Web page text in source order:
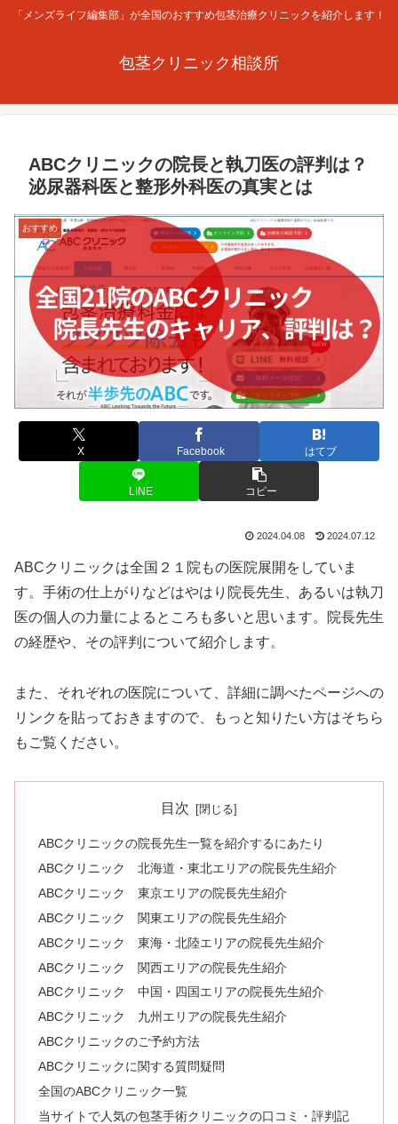
「メンズライフ編集部」が全国のおすすめ包茎治療クリニックを紹介します！
包茎クリニック相談所
ABCクリニックの院長と執刀医の評判は？
泌尿器科医と整形外科医の真実とは
おすすめ
X Facebook はてブ
LINE コピー
2024.04.08 2024.07.12
ABCクリニックは全国２１院もの医院展開をしていま
す。手術の仕上がりなどはやはり院長先生、あるいは執刀
医の個人の力量によるところも多いと思います。院長先生
の経歴や、その評判について紹介します。
また、それぞれの医院について、詳細に調べたページへの
リンクを貼っておきますので、もっと知りたい方はそちら
もご覧ください。
目次
ABCクリニックの院長先生一覧を紹介するにあたり
ABCクリニック 北海道・東北エリアの院長先生紹介
ABCクリニック 東京エリアの院長先生紹介
ABCクリニック 関東エリアの院長先生紹介
ABCクリニック 東海・北陸エリアの院長先生紹介
ABCクリニック 関西エリアの院長先生紹介
ABCクリニック 中国・四国エリアの院長先生紹介
ABCクリニック 九州エリアの院長先生紹介
ABCクリニックのご予約方法
ABCクリニックに関する質問疑問
全国のABCクリニック一覧
当サイトで人気の包茎手術クリニックの口コミ・評判記